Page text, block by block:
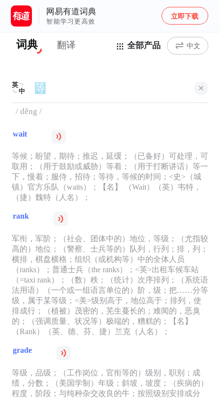
网易有道词典
智能学习更高效
立即下载
词典 翻译 全部产品 中文
英
中
/ děng /
wait
等候；盼望，期待；推迟，延缓；（已备好）可处理，可
取用；（用于鼓励或威胁）等着；（用于打断讲话）等一
下，慢着；服侍，招待；等待，等候的时间；<史>（城
镇）官方乐队（waits）；【名】 （Wait）（英）韦特，
（捷）魏特（人名）；
rank
军衔，军阶；（社会、团体中的）地位，等级；（尤指较
高的）地位；（警察、士兵等的）队列，行列；排，列；
横排，棋盘横格；组织（或机构等）中的全体人员
（ranks）；普通士兵（the ranks）；<英>出租车候车站
（=taxi rank）；（数）秩；（统计）次序排列；（系统语
法用语）（一个或一组语言单位的）阶，级；把……分等
级，属于某等级；<美>级别高于，地位高于；排列，使
排成行；（植被）茂密的，芜生蔓长的；难闻的，恶臭
的；（强调质量、状况等）极端的，糟糕的；【名】
（Rank）（英、德、芬、捷）兰克（人名）；
grade
等级，品级；（工作岗位，官衔等的）级别，职别；成
绩，分数；（美国学制）年级；斜坡，坡度；（疾病的）
程度，阶段；与纯种杂交改良的牛；按照级别安排或分